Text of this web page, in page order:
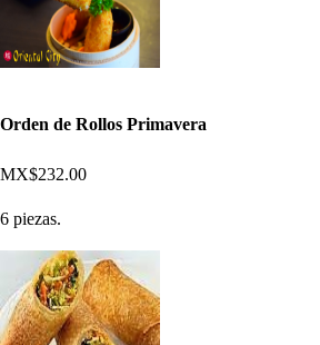
Orden de Rollos Primavera
MX$232.00
6 piezas.